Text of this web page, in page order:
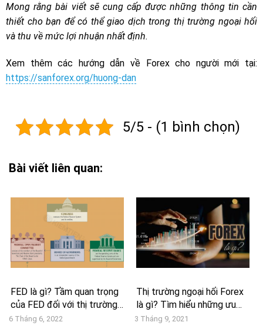
Mong rằng bài viết sẽ cung cấp được những thông tin cần
thiết cho bạn để có thể giao dịch trong thị trường ngoại hối
và thu về mức lợi nhuận nhất định.
Xem thêm các hướng dẫn về Forex cho người mới tại:
https://sanforex.org/huong-dan
5/5 - (1 bình chọn)
Bài viết liên quan:
FED là gì? Tầm quan trọng
của FED đối với thị trường…
6 Tháng 6, 2022
Thị trường ngoại hối Forex
là gì? Tìm hiểu những ưu…
3 Tháng 9, 2021